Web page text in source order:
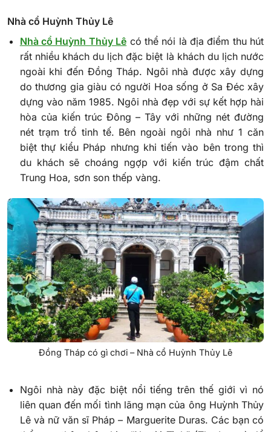
Nhà cổ Huỳnh Thủy Lê
Nhà cổ Huỳnh Thủy Lê có thể nói là địa điểm thu hút
rất nhiều khách du lịch đặc biệt là khách du lịch nước
ngoài khi đến Đồng Tháp. Ngôi nhà được xây dựng
do thương gia giàu có người Hoa sống ở Sa Đéc xây
dựng vào năm 1985. Ngôi nhà đẹp với sự kết hợp hài
hòa của kiến trúc Đông – Tây với những nét đường
nét trạm trổ tinh tế. Bên ngoài ngôi nhà như 1 căn
biệt thự kiểu Pháp nhưng khi tiến vào bên trong thì
du khách sẽ choáng ngợp với kiến trúc đậm chất
Trung Hoa, sơn son thếp vàng.
Đồng Tháp có gì chơi – Nhà cổ Huỳnh Thủy Lê
Ngôi nhà này đặc biệt nổi tiếng trên thế giới vì nó
liên quan đến mối tình lãng mạn của ông Huỳnh Thủy
Lê và nữ văn sĩ Pháp – Marguerite Duras. Các bạn có